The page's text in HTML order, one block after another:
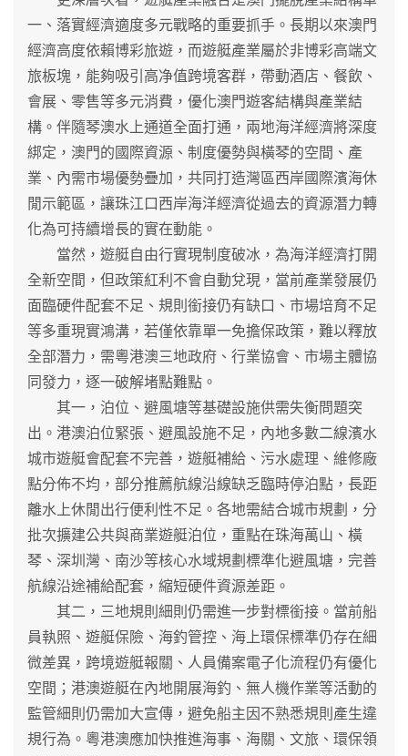
一、落實經濟適度多元戰略的重要抓手。長期以來澳門
經濟高度依賴博彩旅遊，而遊艇產業屬於非博彩高端文
旅板塊，能夠吸引高净值跨境客群，帶動酒店、餐飲、
會展、零售等多元消費，優化澳門遊客結構與產業結
構。伴隨琴澳水上通道全面打通，兩地海洋經濟將深度
綁定，澳門的國際資源、制度優勢與橫琴的空間、產
業、內需市場優勢疊加，共同打造灣區西岸國際濱海休
閒示範區，讓珠江口西岸海洋經濟從過去的資源潛力轉
化為可持續增長的實在動能。
當然，遊艇自由行實現制度破冰，為海洋經濟打開
全新空間，但政策紅利不會自動兌現，當前產業發展仍
面臨硬件配套不足、規則銜接仍有缺口、市場培育不足
等多重現實鴻溝，若僅依靠單一免擔保政策，難以釋放
全部潛力，需粵港澳三地政府、行業協會、市場主體協
同發力，逐一破解堵點難點。
其一，泊位、避風塘等基礎設施供需失衡問題突
出。港澳泊位緊張、避風設施不足，內地多數二線濱水
城市遊艇會配套不完善，遊艇補給、污水處理、維修廠
點分佈不均，部分推薦航線沿線缺乏臨時停泊點，長距
離水上休閒出行便利性不足。各地需結合城市規劃，分
批次擴建公共與商業遊艇泊位，重點在珠海萬山、橫
琴、深圳灣、南沙等核心水域規劃標準化避風塘，完善
航線沿途補給配套，縮短硬件資源差距。
其二，三地規則細則仍需進一步對標銜接。當前船
員執照、遊艇保險、海釣管控、海上環保標準仍存在細
微差異，跨境遊艇報關、人員備案電子化流程仍有優化
空間；港澳遊艇在內地開展海釣、無人機作業等活動的
監管細則仍需加大宣傳，避免船主因不熟悉規則產生違
規行為。粵港澳應加快推進海事、海關、文旅、環保領